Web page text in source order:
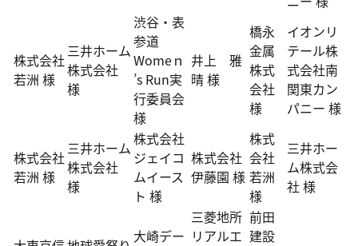
株式会社
若洲 様
三井ホーム
株式会社
様
渋谷・表
参道
Womeｎ
’s Run実
行委員会
様
井上 雅
晴 様
橋永
金属
株式
会社
様
イオンリ
テール株
式会社南
関東カン
パニー 様
株式会社
若洲 様
三井ホーム
株式会社
様
株式会社
ジェイコ
ムイース
ト 様
株式会社
伊藤園 様
株式
会社
若洲
様
三井ホー
ム株式会
社 様
大崎デー
三菱地所
リアルエ
前田
建設